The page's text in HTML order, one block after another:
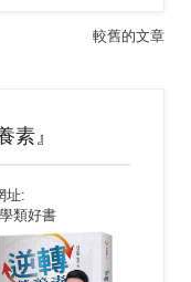
較舊的文章
素』
址:
類好書